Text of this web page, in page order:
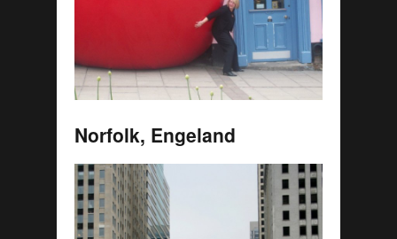
Norfolk, Engeland